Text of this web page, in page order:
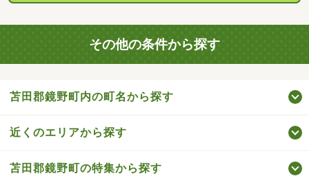
その他の条件から探す
苫田郡鏡野町内の町名から探す
近くのエリアから探す
苫田郡鏡野町の特集から探す